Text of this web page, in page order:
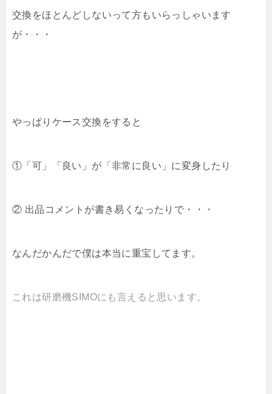
交換をほとんどしないって方もいらっしゃいます
が・・・
やっぱりケース交換をすると
①「可」「良い」が「非常に良い」に変身したり
② 出品コメントが書き易くなったりで・・・
なんだかんだで僕は本当に重宝してます。
これは研磨機SIMOにも言えると思います。